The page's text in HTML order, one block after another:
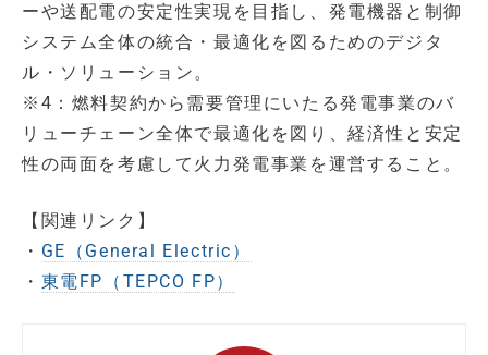
ーや送配電の安定性実現を目指し、発電機器と制御
システム全体の統合・最適化を図るためのデジタ
ル・ソリューション。
※4：燃料契約から需要管理にいたる発電事業のバ
リューチェーン全体で最適化を図り、経済性と安定
性の両面を考慮して火力発電事業を運営すること。
【関連リンク】
・ GE（General Electric）
・ 東電FP（TEPCO FP）